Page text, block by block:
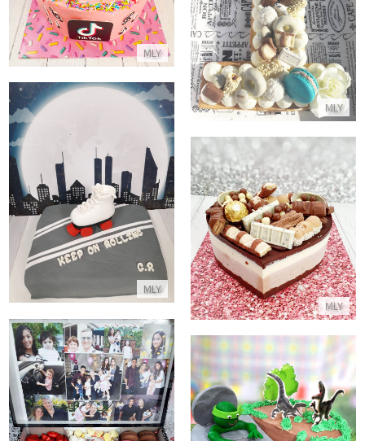
MLY
MLY
התקשר/י
MLY
עוגת רולרס מיוחדת
התקשר/י
MLY
טריקולד בצורת לב עם ממתקים
התקשר/י
מארז פינוקים ליום האהבה
עוגה מיוחדת צבי הנינגה ודינוזאורים